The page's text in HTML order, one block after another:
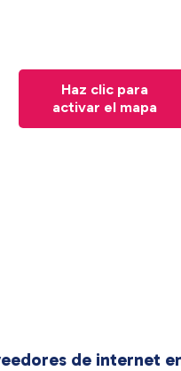
Haz clic para
activar el mapa
de internet